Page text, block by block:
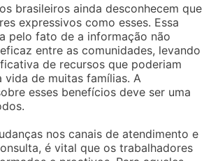
brasileiros ainda desconhecem que
expressivos como esses. Essa
pelo fato de a informação não
entre as comunidades, levando
de recursos que poderiam
vida de muitas famílias. A
esses benefícios deve ser uma
nos canais de atendimento e
é vital que os trabalhadores